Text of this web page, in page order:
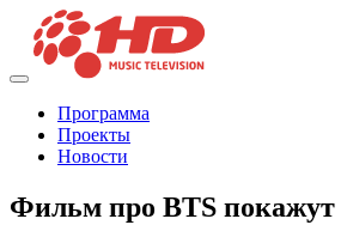
Программа
Проекты
Новости
Фильм про BTS покажут